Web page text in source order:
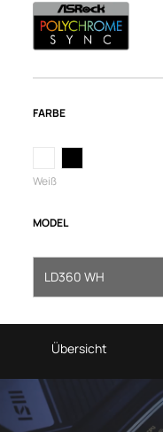
FARBE
Weiß
MODEL
LD360 WH
Übersicht